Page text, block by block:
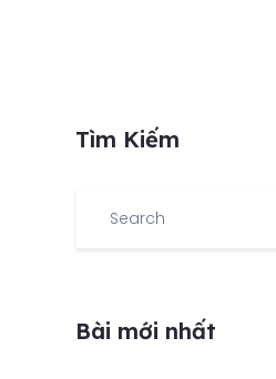
Tìm Kiếm
Bài mới nhất